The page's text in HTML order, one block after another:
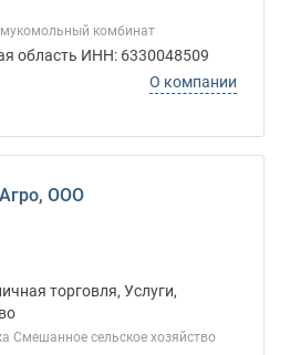
комбинат
область ИНН: 6330048509
О компании
ООО
торговля, Услуги,
Смешанное сельское хозяйство